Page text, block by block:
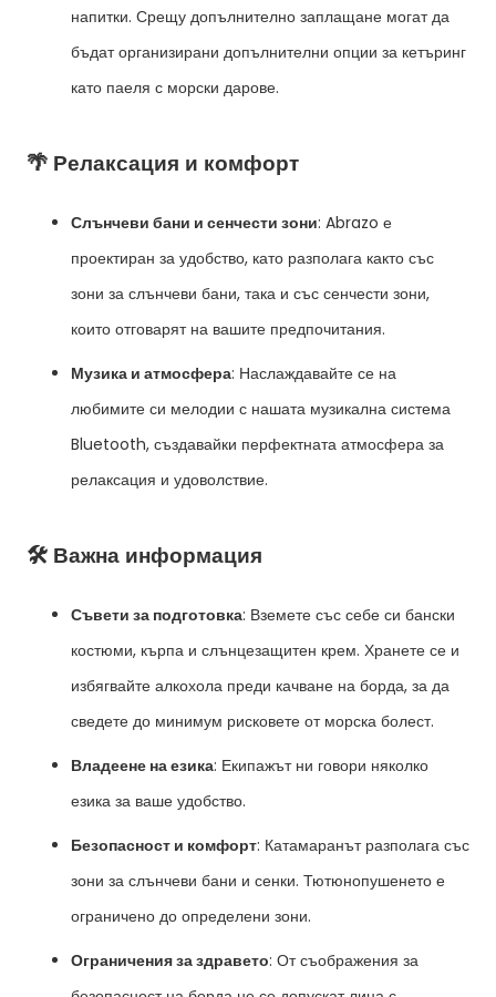
напитки. Срещу допълнително заплащане могат да
бъдат организирани допълнителни опции за кетъринг
като паеля с морски дарове.
🌴 Релаксация и комфорт
Слънчеви бани и сенчести зони: Abrazo е
проектиран за удобство, като разполага както със
зони за слънчеви бани, така и със сенчести зони,
които отговарят на вашите предпочитания.
Музика и атмосфера: Наслаждавайте се на
любимите си мелодии с нашата музикална система
Bluetooth, създавайки перфектната атмосфера за
релаксация и удоволствие.
🛠️ Важна информация
Съвети за подготовка: Вземете със себе си бански
костюми, кърпа и слънцезащитен крем. Хранете се и
избягвайте алкохола преди качване на борда, за да
сведете до минимум рисковете от морска болест.
Владеене на езика: Екипажът ни говори няколко
езика за ваше удобство.
Безопасност и комфорт: Катамаранът разполага със
зони за слънчеви бани и сенки. Тютюнопушенето е
ограничено до определени зони.
Ограничения за здравето: От съображения за